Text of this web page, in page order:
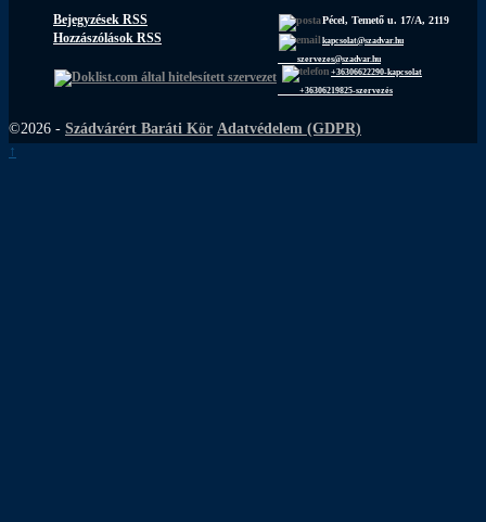
Bejegyzések RSS
Hozzászólások RSS
Pécel, Temető u. 17/A, 2119
kapcsolat@szadvar.hu
szervezes@szadvar.hu
+36306622290-kapcsolat
+36306219825-szervezés
©2026 - Szádvárért Baráti Kör Adatvédelem (GDPR)
↑